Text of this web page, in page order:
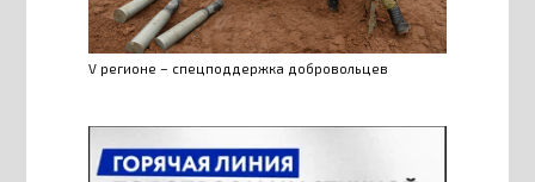
V регионе – спецподдержка добровольцев